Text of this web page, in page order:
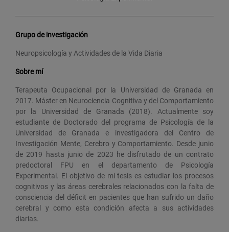
Grupo de investigación
Neuropsicología y Actividades de la Vida Diaria
Sobre mí
Terapeuta Ocupacional por la Universidad de Granada en
2017. Máster en Neurociencia Cognitiva y del Comportamiento
por la Universidad de Granada (2018). Actualmente soy
estudiante de Doctorado del programa de Psicología de la
Universidad de Granada e investigadora del Centro de
Investigación Mente, Cerebro y Comportamiento. Desde junio
de 2019 hasta junio de 2023 he disfrutado de un contrato
predoctoral FPU en el departamento de Psicología
Experimental. El objetivo de mi tesis es estudiar los procesos
cognitivos y las áreas cerebrales relacionados con la falta de
consciencia del déficit en pacientes que han sufrido un daño
cerebral y como esta condición afecta a sus actividades
diarias.